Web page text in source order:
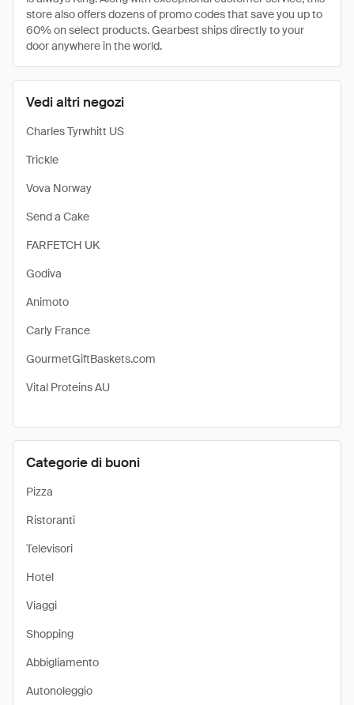
store also offers dozens of promo codes that save you up to
60% on select products. Gearbest ships directly to your
door anywhere in the world.
Vedi altri negozi
Charles Tyrwhitt US
Trickle
Vova Norway
Send a Cake
FARFETCH UK
Godiva
Animoto
Carly France
GourmetGiftBaskets.com
Vital Proteins AU
Categorie di buoni
Pizza
Ristoranti
Televisori
Hotel
Viaggi
Shopping
Abbigliamento
Autonoleggio